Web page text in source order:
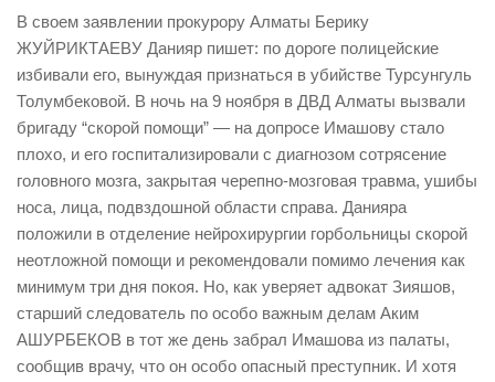
В своем заявлении прокурору Алматы Берику
ЖУЙРИКТАЕВУ Данияр пишет: по дороге полицейские
избивали его, вынуждая признаться в убийстве Турсунгуль
Толумбековой. В ночь на 9 ноября в ДВД Алматы вызвали
бригаду “скорой помощи” — на допросе Имашову стало
плохо, и его госпитализировали с диагнозом сотрясение
головного мозга, закрытая черепно-мозговая травма, ушибы
носа, лица, подвздошной области справа. Данияра
положили в отделение нейрохирургии горбольницы скорой
неотложной помощи и рекомендовали помимо лечения как
минимум три дня покоя. Но, как уверяет адвокат Зияшов,
старший следователь по особо важным делам Аким
АШУРБЕКОВ в тот же день забрал Имашова из палаты,
сообщив врачу, что он особо опасный преступник. И хотя